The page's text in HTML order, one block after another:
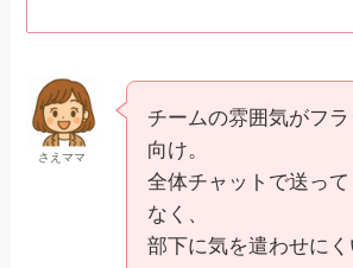
さえママ
チームの雰囲気がフ
向け。
全体チャットで送っ
なく、
部下に気を遣わせに